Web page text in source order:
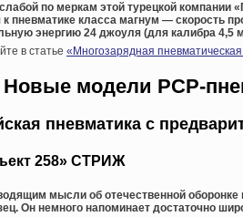
по меркам этой турецкой компании
пневматике класса магнум — скорость
энергию 24 джоуля (для калибра 4,5
в статье «Многозарядная
Новые модели PCP-
пневматика с
258» СТРИЖ
мысли об отечественной оборонке
Он немного напоминает достаточно